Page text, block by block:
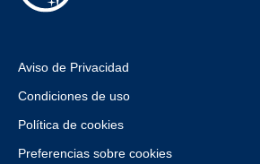
Aviso de Privacidad
Condiciones de uso
Política de cookies
Preferencias sobre cookies